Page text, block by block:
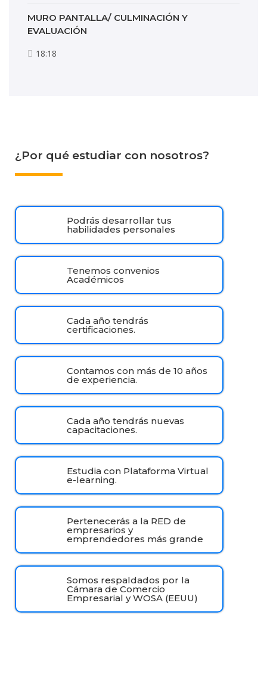
MURO PANTALLA/ CULMINACIÓN Y
EVALUACIÓN
18:18
¿Por qué estudiar con nosotros?
Podrás desarrollar tus
habilidades personales
Tenemos convenios
Académicos
Cada año tendrás
certificaciones.
Contamos con más de 10 años
de experiencia.
Cada año tendrás nuevas
capacitaciones.
Estudia con Plataforma Virtual
e-learning.
Pertenecerás a la RED de
empresarios y
emprendedores más grande
Somos respaldados por la
Cámara de Comercio
Empresarial y WOSA (EEUU)